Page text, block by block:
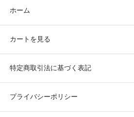
ホーム
カートを見る
特定商取引法に基づく表記
プライバシーポリシー